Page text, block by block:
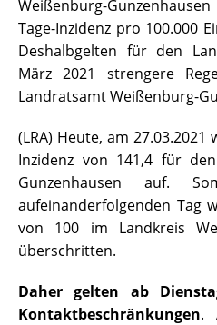
Weißenburg-
Tage-Inzidenz pro 100.000
Deshalbgelten für den
März 2021 strengere
Landratsamt Weißenburg-
(LRA) Heute, am 27.03.2021
Inzidenz von 141,4 für
Gunzenhausen auf.
aufeinanderfolgenden Tag
von 100 im Landkreis
überschritten.
Daher gelten ab
Kontaktbeschränkungen.